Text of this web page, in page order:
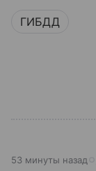
ГИБДД
53 минуты назад